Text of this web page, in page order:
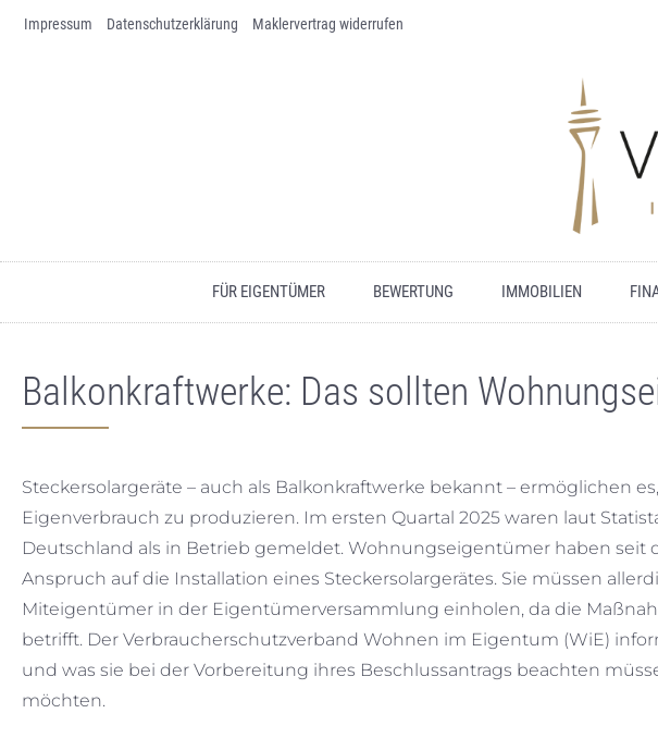
Skip to content
Impressum Datenschutz­erklärung Maklervertrag widerrufen
FÜR EIGENTÜMER BEWERTUNG IMMOBILIEN
Balkonkraftwerke: Das sollten
Steckersolargeräte – auch als Balkonkraftwerke bekannt – ermöglichen
Eigenverbrauch zu produzieren. Im ersten Quartal 2025 waren laut
Deutschland als in Betrieb gemeldet. Wohnungseigentümer haben seit
Anspruch auf die Installation eines Steckersolargerätes. Sie müssen
Miteigentümer in der Eigentümerversammlung einholen, da die
betrifft. Der Verbraucherschutzverband Wohnen im Eigentum (WiE)
und was sie bei der Vorbereitung ihres Beschlussantrags beachten
möchten.